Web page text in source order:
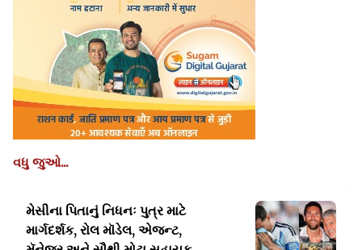
વધુ જુઓ...
મેસીના પિતાનું નિધનઃ પુત્ર માટે
માર્ગદર્શક, રોલ મૉડેલ, એજન્ટ,